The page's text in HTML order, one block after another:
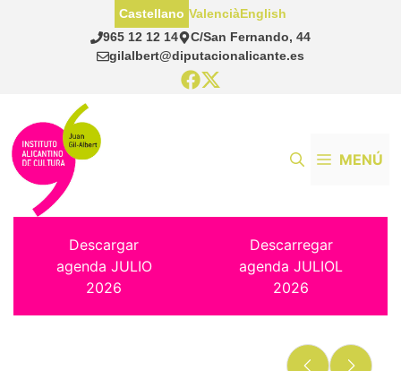
965 12 12 14
C/San Fernando, 44
gilalbert@diputacionalicante.es
Castellano ValenciàEnglish
MENÚ
Descargar
agenda JULIO
2026
Descarregar
agenda JULIOL
2026